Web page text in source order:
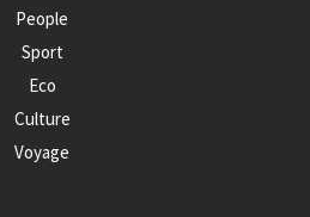
People
Sport
Eco
Culture
Voyage